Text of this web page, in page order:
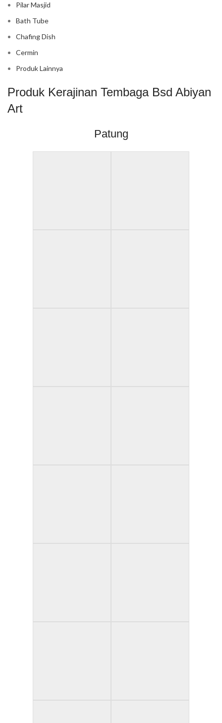
Pilar Masjid
Bath Tube
Chafing Dish
Cermin
Produk Lainnya
Produk Kerajinan Tembaga Bsd Abiyan
Art
Patung